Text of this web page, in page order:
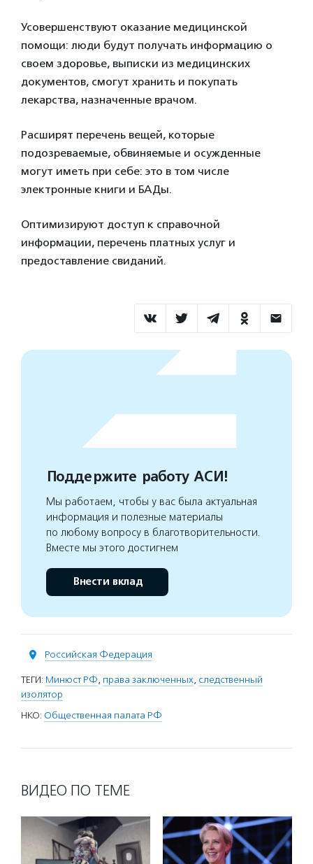
Усовершенствуют оказание медицинской
помощи: люди будут получать информацию о
своем здоровье, выписки из медицинских
документов, смогут хранить и покупать
лекарства, назначенные врачом.
Расширят перечень вещей, которые
подозреваемые, обвиняемые и осужденные
могут иметь при себе: это в том числе
электронные книги и БАДы.
Оптимизируют доступ к справочной
информации, перечень платных услуг и
предоставление свиданий.
Поддержите работу АСИ!
Мы работаем, чтобы у вас была актуальная
информация и полезные материалы
по любому вопросу в благотворительности.
Вместе мы этого достигнем
Внести вклад
Российская Федерация
ТЕГИ: Минюст РФ, права заключенных, следственный
изолятор
НКО: Общественная палата РФ
ВИДЕО ПО ТЕМЕ